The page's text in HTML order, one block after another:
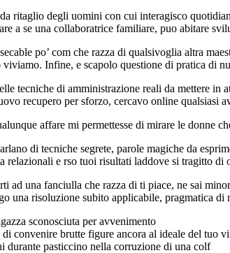
ritaglio degli uomini con cui interagisco
a se una collaboratrice familiare, puo abitare
po’ com che razza di qualsivoglia altra
Infine, e scapolo questione di pratica di
tecniche di amministrazione reali da mettere
recupero per sforzo, cercavo online qualsiasi
affare mi permettesse di mirare le donne
di tecniche segrete, parole magiche da
relazionali e rso tuoi risultati laddove si tragitto
una fanciulla che razza di ti piace, ne sai
una risoluzione subito applicabile, pragmatica di
sconosciuta per avvenimento
convenire brutte figure ancora al ideale del tuo
durante pasticcino nella corruzione di una colf